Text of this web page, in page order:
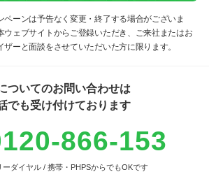
ーンは予告なく変更・終了する場合がございま
ェブサイトからご登録いただき、ご来社またはお
ーと面談をさせていただいた方に限ります。
ついてのお問い合わせは
でも受け付けております
866-153
ーダイヤル / 携帯・PHPSからでもOKです